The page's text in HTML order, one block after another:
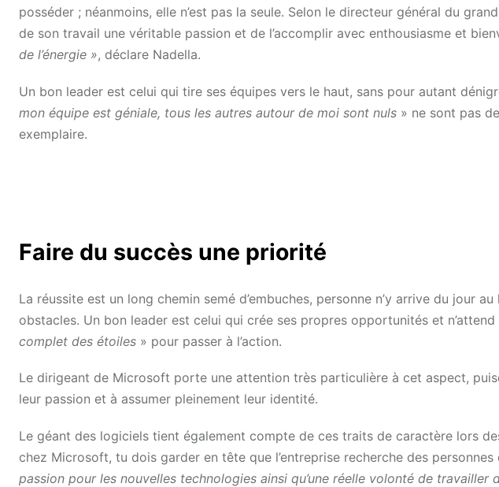
posséder ; néanmoins, elle n’est pas la seule. Selon le directeur général du
de son travail une véritable passion et de l’accomplir avec enthousiasme et
de l’énergie », déclare Nadella.
Un bon leader est celui qui tire ses équipes vers le haut, sans pour autant
mon équipe est géniale, tous les autres autour de moi sont nuls » ne sont pas
exemplaire.
Faire du succès une priorité
La réussite est un long chemin semé d’embuches, personne n’y arrive du jour
obstacles. Un bon leader est celui qui crée ses propres opportunités et n’attend
complet des étoiles » pour passer à l’action.
Le dirigeant de Microsoft porte une attention très particulière à cet aspect,
leur passion et à assumer pleinement leur identité.
Le géant des logiciels tient également compte de ces traits de caractère lors
chez Microsoft, tu dois garder en tête que l’entreprise recherche des personnes
passion pour les nouvelles technologies ainsi qu’une réelle volonté de